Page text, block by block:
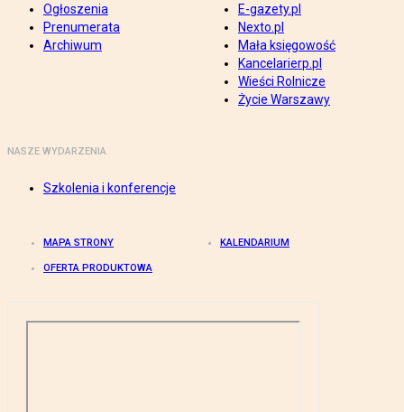
Ogłoszenia
Prenumerata
Archiwum
E-gazety.pl
Nexto.pl
Mała księgowość
Kancelarierp.pl
Wieści Rolnicze
Życie Warszawy
NASZE WYDARZENIA
Szkolenia i konferencje
MAPA STRONY KALENDARIUM
OFERTA PRODUKTOWA